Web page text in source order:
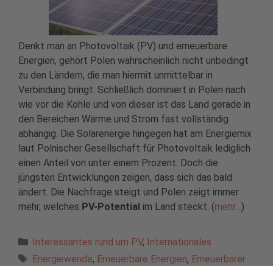
Denkt man an Photovoltaik (PV) und erneuerbare
Energien, gehört Polen wahrscheinlich nicht unbedingt
zu den Ländern, die man hiermit unmittelbar in
Verbindung bringt. Schließlich dominiert in Polen nach
wie vor die Kohle und von dieser ist das Land gerade in
den Bereichen Wärme und Strom fast vollständig
abhängig. Die Solarenergie hingegen hat am Energiemix
laut Polnischer Gesellschaft für Photovoltaik lediglich
einen Anteil von unter einem Prozent. Doch die
jüngsten Entwicklungen zeigen, dass sich das bald
ändert. Die Nachfrage steigt und Polen zeigt immer
mehr, welches PV-Potential im Land steckt. (mehr…)
Kategorien
Interessantes rund um PV, Internationales
Schlagwörter
Energiewende, Erneuerbare Energien, Erneuerbarer